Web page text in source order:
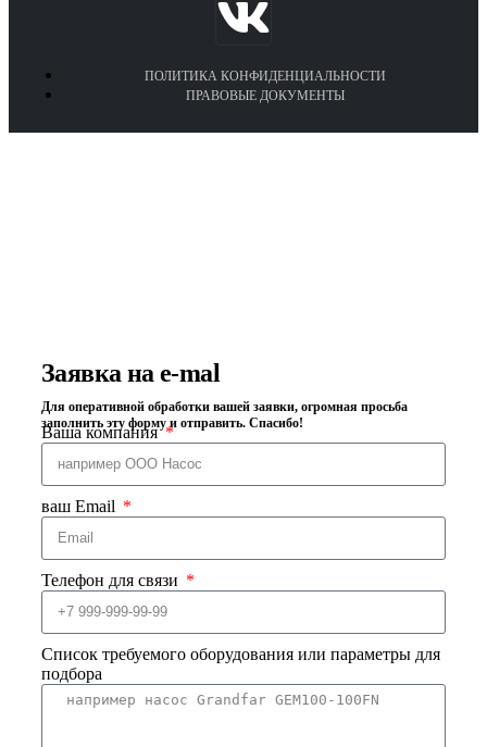
ПОЛИТИКА КОНФИДЕНЦИАЛЬНОСТИ
ПРАВОВЫЕ ДОКУМЕНТЫ
Заявка на e-mal
Для оперативной обработки вашей заявки, огромная просьба
заполнить эту форму и отправить. Спасибо!
Ваша компания
ваш Email
Телефон для связи
Список требуемого оборудования или параметры для
подбора